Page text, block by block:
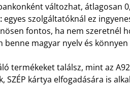
változhat, átlagosan
egyes szolgáltatóknál ez
fontos, ha nem szeretnél
benne magyar nyelv és
termékeket találsz, mint az
SZÉP kártya elfogadására is